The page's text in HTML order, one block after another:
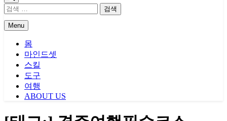
검
Menu
몸
마인드셋
스킬
도구
여행
ABOUT US